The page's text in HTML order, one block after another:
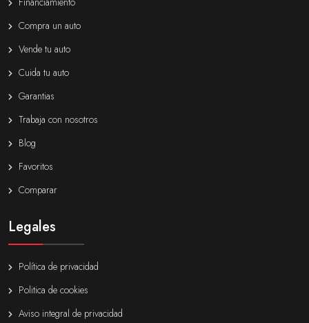
Compra un auto
Vende tu auto
Cuida tu auto
Garantias
Trabaja con nosotros
Blog
Favoritos
Comparar
Legales
Política de privacidad
Politica de cookies
Aviso integral de privacidad